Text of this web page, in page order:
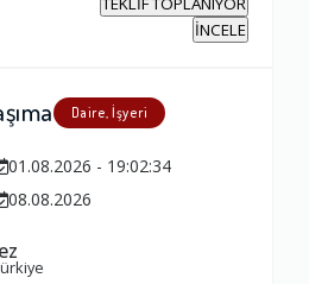
İNCELE
Daire, İşyeri
01.08.2026 - 19:02:34
08.08.2026
Hizmeti